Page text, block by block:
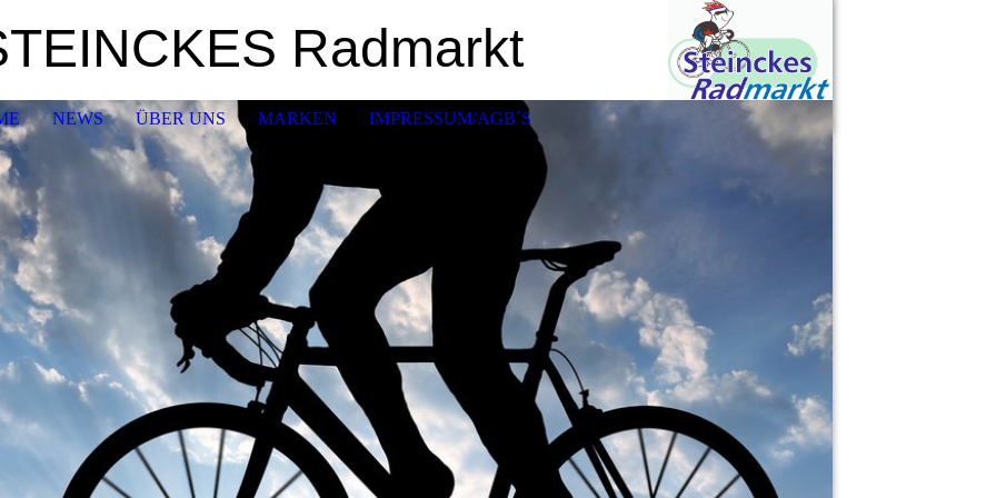
Radmarkt
NEWS ÜBER UNS MARKEN IMPRESSUM/AGB´S